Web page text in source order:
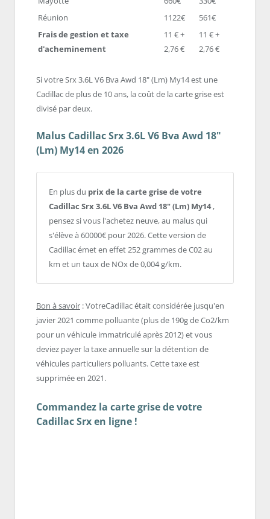
Réunion
1122€
561€
Frais de gestion et taxe
d'acheminement
11 € +
2,76 €
11 € +
2,76 €
Si votre Srx 3.6L V6 Bva Awd 18" (Lm) My14 est une
Cadillac de plus de 10 ans, la coût de la carte grise est
divisé par deux.
Malus Cadillac Srx 3.6L V6 Bva Awd 18"
(Lm) My14 en 2026
En plus du prix de la carte grise de votre
Cadillac Srx 3.6L V6 Bva Awd 18" (Lm) My14,
pensez si vous l'achetez neuve, au malus qui
s'élève à 60000€ pour 2026. Cette version de
Cadillac émet en effet 252 grammes de C02 au
km et un taux de NOx de 0,004 g/km.
Bon à savoir : VotreCadillac était considérée jusqu'en
javier 2021 comme polluante (plus de 190g de Co2/km
pour un véhicule immatriculé après 2012) et vous
deviez payer la taxe annuelle sur la détention de
véhicules particuliers polluants. Cette taxe est
supprimée en 2021.
Commandez la carte grise de votre
Cadillac Srx en ligne !